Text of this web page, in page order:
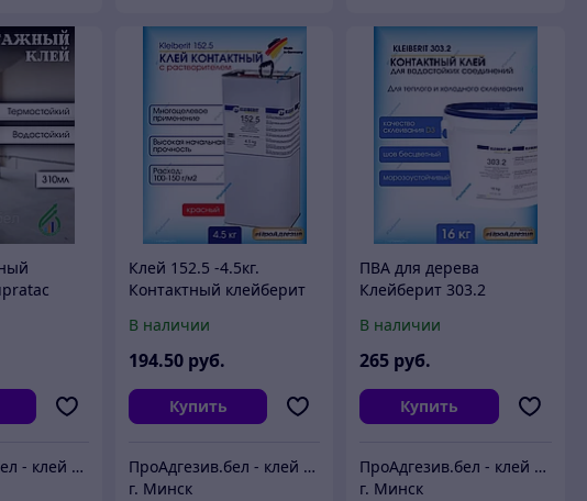
ПроАдгезив.бел - клей c доставкой по Беларуси
Клей 152.5 -4.5кг.
Контактный клейберит
В наличии
194.50 руб.
Купить
ПроАдгезив.бел - клей c доставкой по Беларуси
г. Минск
ПВА для дерева
Клейберит 303.2
В наличии
265 руб.
Купить
ПроАдгезив.бел - клей c доставкой по Беларуси
г. Минск